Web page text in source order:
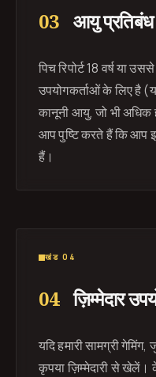
03 आयु प्रतिबंध
पिच रिपोर्ट 18 वर्ष या
उपयोगकर्ताओं के लिए है
कानूनी आयु, जो भी
आप पुष्टि करते हैं कि आप
हैं।
खंड 04
04 ज़िम्मेदार
यदि हमारी सामग्री
कृपया ज़िम्मेदारी से